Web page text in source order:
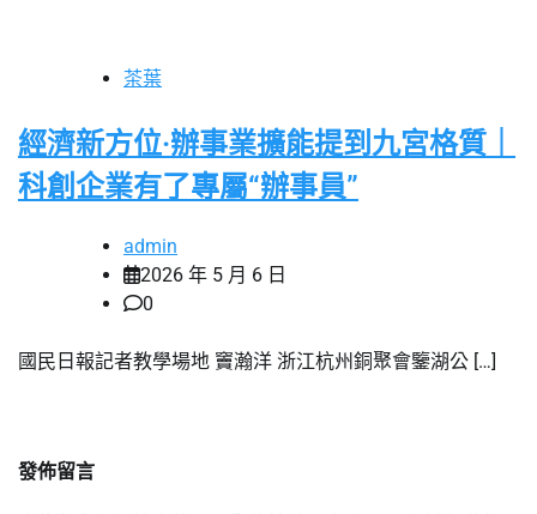
茶葉
經濟新方位·辦事業擴能提到九宮格質｜
科創企業有了專屬“辦事員”
admin
2026 年 5 月 6 日
0
國民日報記者教學場地 竇瀚洋 浙江杭州銅聚會鑒湖公 […]
發佈留言